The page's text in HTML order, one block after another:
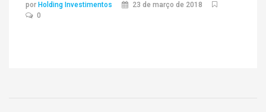
por Holding Investimentos
23 de março de 2018
0